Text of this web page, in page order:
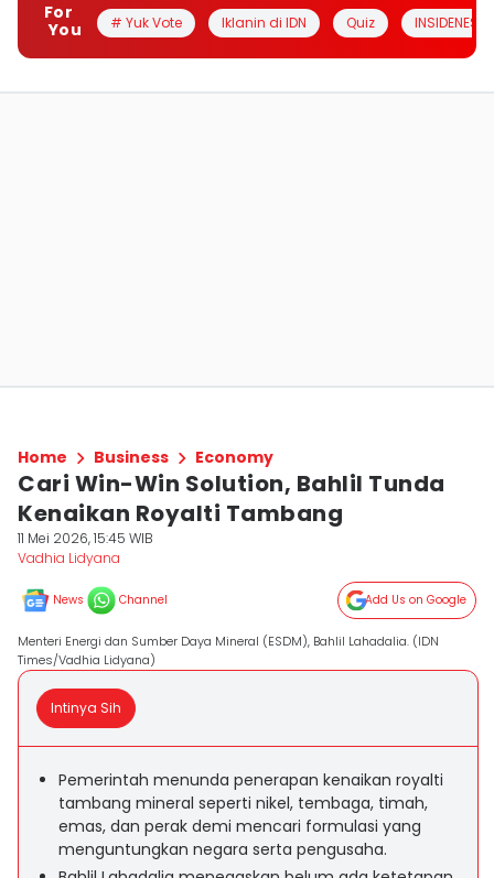
For
You
# Yuk Vote Iklanin di IDN Quiz INSIDENESIA
Home Business Economy
Cari Win-Win Solution, Bahlil Tunda
Kenaikan Royalti Tambang
11 Mei 2026, 15:45 WIB
Vadhia Lidyana
News Channel Add Us on Google
Menteri Energi dan Sumber Daya Mineral (ESDM), Bahlil Lahadalia. (IDN
Times/Vadhia Lidyana)
Intinya Sih
Pemerintah menunda penerapan kenaikan royalti
tambang mineral seperti nikel, tembaga, timah,
emas, dan perak demi mencari formulasi yang
menguntungkan negara serta pengusaha.